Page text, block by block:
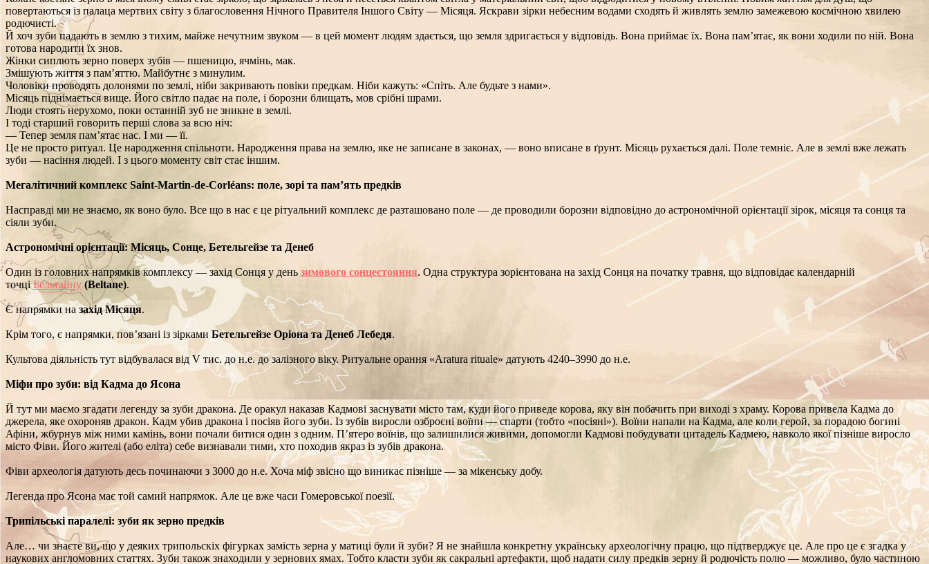
повертаються із палаца мертвих світу з благословення Нічного Правителя Іншого Світу — Місяця. Яскрави зірки небесним водами сходять й живлять землю замежевою космічною хвилею
родючисті.
Й хоч зуби падають в землю з тихим, майже нечутним звуком — в цей момент людям здається, що земля здригається у відповідь. Вона приймає їх. Вона пам’ятає, як вони ходили по ній. Вона
готова народити їх знов.
Жінки сиплють зерно поверх зубів — пшеницю, ячмінь, мак.
Змішують життя з пам’яттю. Майбутнє з минулим.
Чоловіки проводять долонями по землі, ніби закривають повіки предкам. Ніби кажуть: «Спіть. Але будьте з нами».
Місяць піднімається вище. Його світло падає на поле, і борозни блищать, мов срібні шрами.
Люди стоять нерухомо, поки останній зуб не зникне в землі.
І тоді старший говорить перші слова за всю ніч:
— Тепер земля пам’ятає нас. І ми — її.
Це не просто ритуал. Це народження спільноти. Народження права на землю, яке не записане в законах, — воно вписане в ґрунт. Місяць рухається далі. Поле темніє. Але в землі вже лежать
зуби — насіння людей. І з цього моменту світ стає іншим.
Мегалітичний комплекс Saint‑Martin‑de‑Corléans: поле, зорі та пам’ять предків
Насправді ми не знаємо, як воно було. Все що в нас є це рітуальний комплекс де разташовано поле — де проводили борозни відповідно до астрономічной орієнтації зірок, місяця та сонця та
сіяли зуби.
Астрономічні орієнтації: Місяць, Сонце, Бетельгейзе та Денеб
Один із головних напрямків комплексу — захід Сонця у день зимового сонцестояння. Одна структура зорієнтована на захід Сонця на початку травня, що відповідає календарній
точціБельтайну (Beltane).
Є напрямки на захід Місяця.
Крім того, є напрямки, пов’язані із зірками Бетельгейзе Оріона та Денеб Лебедя.
Культова діяльність тут відбувалася від V тис. до н.е. до залізного віку. Ритуальне орання «Aratura rituale» датують 4240–3990 до н.е.
Міфи про зуби: від Кадма до Ясона
Й тут ми маємо згадати легенду за зуби дракона. Де оракул наказав Кадмові заснувати місто там, куди його приведе корова, яку він побачить при виході з храму. Корова привела Кадма до
джерела, яке охороняв дракон. Кадм убив дракона і посіяв його зуби. Із зубів виросли озброєні воїни — спарти (тобто «посіяні»). Воїни напали на Кадма, але коли герой, за порадою богині
Афіни, жбурнув між ними камінь, вони почали битися один з одним. П’ятеро воїнів, що залишилися живими, допомогли Кадмові побудувати цитадель Кадмею, навколо якої пізніше виросло
місто Фіви. Його жителі (або еліта) себе визнавали тими, хто походив якраз із зубів дракона.
Фіви археологія датують десь починаючи з 3000 до н.е. Хоча міф звісно що виникає пізніше — за мікенську добу.
Легенда про Ясона має той самий напрямок. Але це вже часи Гомеровської поезії.
Трипільські паралелі: зуби як зерно предків
Але… чи знаєте ви, що у деяких трипольскіх фігурках замість зерна у матиці були й зуби? Я не знайшла конкретну українську археологічну працю, що підтверджує це. Але про це є згадка у
наукових англомовних статтях. Зуби також знаходили у зернових ямах. Тобто класти зуби як сакральні артефакти, щоб надати силу предків зерну й родючість полю — можливо, було частиною